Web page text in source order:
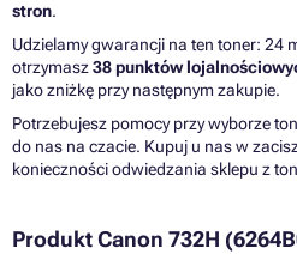
stron.
Udzielamy gwarancji na ten toner: 24
otrzymasz38 punktów
jako zniżkę przy następnym zakupie.
Potrzebujesz pomocy przy wyborze
do nas na czacie. Kupuj u nas w
konieczności odwiedzania sklepu z
Produkt Canon 732H